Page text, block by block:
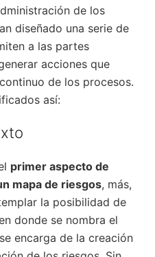
de los
diseñado una serie de
a las partes
acciones que
de los procesos.
así:
primer aspecto de
mapa de riesgos, más,
la posibilidad de
donde se nombra el
encarga de la creación